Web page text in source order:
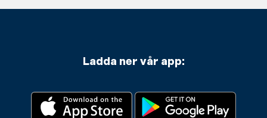
Ladda ner vår app: